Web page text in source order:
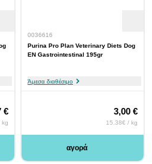
€
kg
0036616
Purina Pro Plan Veterinary Diets Dog
EN Gastrointestinal 195gr
Άμεσα διαθέσιμο
3,00 €
15.38€ / kg
αγορά